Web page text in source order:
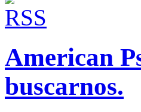
American
buscarnos.